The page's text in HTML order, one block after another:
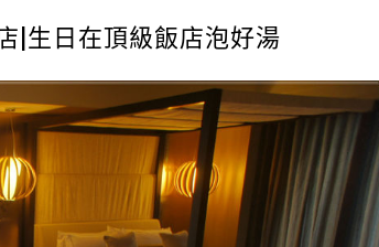
|生日在頂級飯店泡好湯